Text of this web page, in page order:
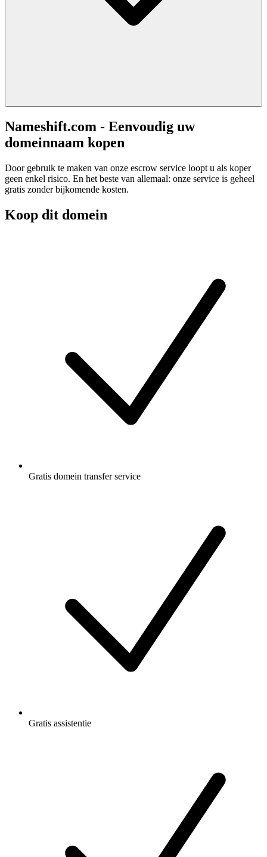
Nameshift.com - Eenvoudig uw
domeinnaam kopen
Door gebruik te maken van onze escrow service loopt u als koper
geen enkel risico. En het beste van allemaal: onze service is geheel
gratis zonder bijkomende kosten.
Koop dit domein
Gratis domein transfer service
Gratis assistentie